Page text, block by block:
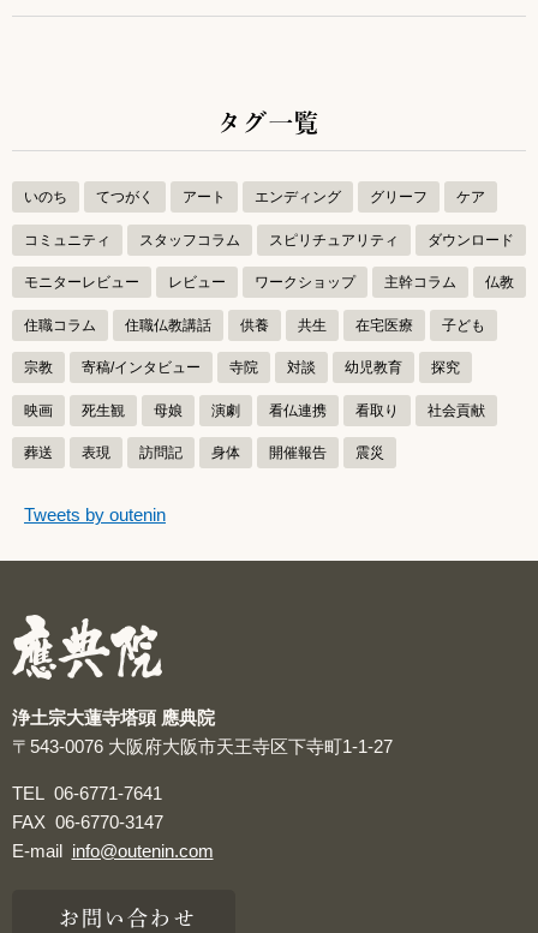
タグ一覧
いのち てつがく アート エンディング グリーフ ケア
コミュニティ スタッフコラム スピリチュアリティ ダウンロード
モニターレビュー レビュー ワークショップ 主幹コラム 仏教
住職コラム 住職仏教講話 供養 共生 在宅医療 子ども
宗教 寄稿/インタビュー 寺院 対談 幼児教育 探究
映画 死生観 母娘 演劇 看仏連携 看取り 社会貢献
葬送 表現 訪問記 身体 開催報告 震災
つぶやき
つぶやきをスキップする
Tweets by outenin
浄土宗大蓮寺塔頭 應典院
〒543-0076 大阪府大阪市天王寺区下寺町1-1-27
TEL 06-6771-7641
FAX 06-6770-3147
E-mail info@outenin.com
お問い合わせ